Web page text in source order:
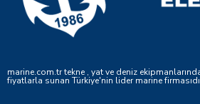
marine.com.tr tekne , yat ve deniz
fiyatlarla sunan Türkiye'nin lider marine